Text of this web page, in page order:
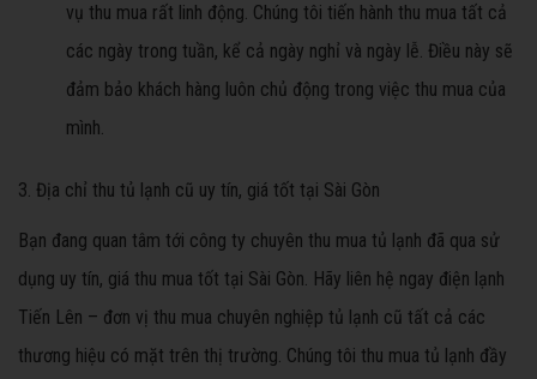
vụ thu mua rất linh động. Chúng tôi tiến hành thu mua tất cả
các ngày trong tuần, kể cả ngày nghỉ và ngày lễ. Điều này sẽ
đảm bảo khách hàng luôn chủ động trong việc thu mua của
mình.
3. Địa chỉ thu tủ lạnh cũ uy tín, giá tốt tại Sài Gòn
Bạn đang quan tâm tới công ty chuyên thu mua tủ lạnh đã qua sử
dụng uy tín, giá thu mua tốt tại Sài Gòn. Hãy liên hệ ngay điện lạnh
Tiến Lên – đơn vị thu mua chuyên nghiệp tủ lạnh cũ tất cả các
thương hiệu có mặt trên thị trường. Chúng tôi thu mua tủ lạnh đầy